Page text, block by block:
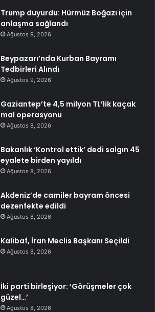
Trump duyurdu: Hürmüz Boğazı için
anlaşma sağlandı
Ağustos 9, 2026
Beypazarı’nda Kurban Bayramı
Tedbirleri Alındı
Ağustos 9, 2026
Gaziantep’te 4,5 milyon TL’lik kaçak
mal operasyonu
Ağustos 8, 2026
Bakanlık ‘Kontrol ettik’ dedi salgın 45
eyalete birden yayıldı
Ağustos 8, 2026
Akdeniz’de camiler bayram öncesi
dezenfekte edildi
Ağustos 8, 2026
Kalibaf, İran Meclis Başkanı Seçildi
Ağustos 8, 2026
İki parti birleşiyor: ‘Görüşmeler çok
güzel…’
Ağustos 8, 2026